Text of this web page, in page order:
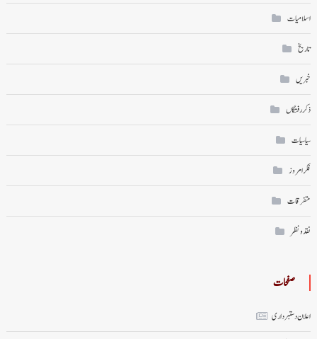
اسلامیات
تاریخ
خبریں
ذکر رفتگاں
سیاسیات
فکر امروز
متفرقات
نقد ونظر
صفحات
اعلان دستبرداری